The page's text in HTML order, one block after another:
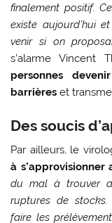
finalement positif.
existe aujourd’hui
venir si on
s’alarme Vincent
personnes
barrières et
Des soucis
Par ailleurs, le
à s’approvisionner
du mal à trouver
ruptures de stocks.
faire les